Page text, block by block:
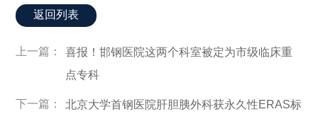
返回列表
上一篇：
喜报！邯钢医院这两个科室被定为市级临床重
点专科
下一篇：
北京大学首钢医院肝胆胰外科获永久性ERAS标